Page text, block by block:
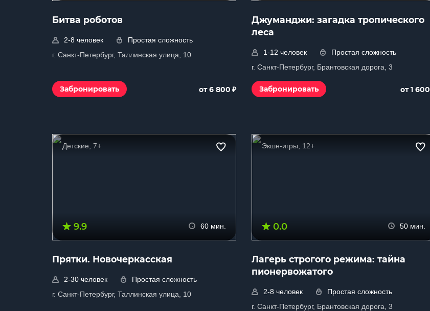
Битва роботов
2-8 человек
Простая сложность
г. Санкт-Петербург, Таллинская улица, 10
Забронировать от 6 800 ₽
Джуманджи: загадка тропического
леса
1-12 человек
Простая сложность
г. Санкт-Петербург, Брантовская дорога, 3
Забронировать от 1 600
Детские, 7+
9.9 60 мин.
Прятки. Новочеркасская
2-30 человек
Простая сложность
г. Санкт-Петербург, Таллинская улица, 10
Экшн-игры, 12+
0.0 50 мин.
Лагерь строгого режима: тайна
пионервожатого
2-8 человек
Простая сложность
г. Санкт-Петербург, Брантовская дорога, 3